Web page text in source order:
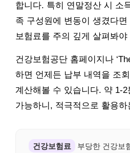
합니다. 특히 연말정산 시 소
족 구성원에 변동이 생겼다
보험료를 주의 깊게 살펴봐야
건강보험공단 홈페이지나
하면 언제든 납부 내역을 조
계산해볼 수 있습니다. 약 1-2
가능하니, 적극적으로 활용
건강보험료 부당한 건강보